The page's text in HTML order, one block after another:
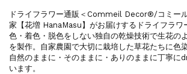
ドライフラワー通販＜Commeil Decor®/コミー
家【花増 HanaMasu】がお届けするドライフラワ
色・着色・脱色をしない独自の乾燥技術で生花の
を製作。自家農園で大切に栽培した草花たちに色
自然のままに・そのままに・ありのままに丁寧
います。